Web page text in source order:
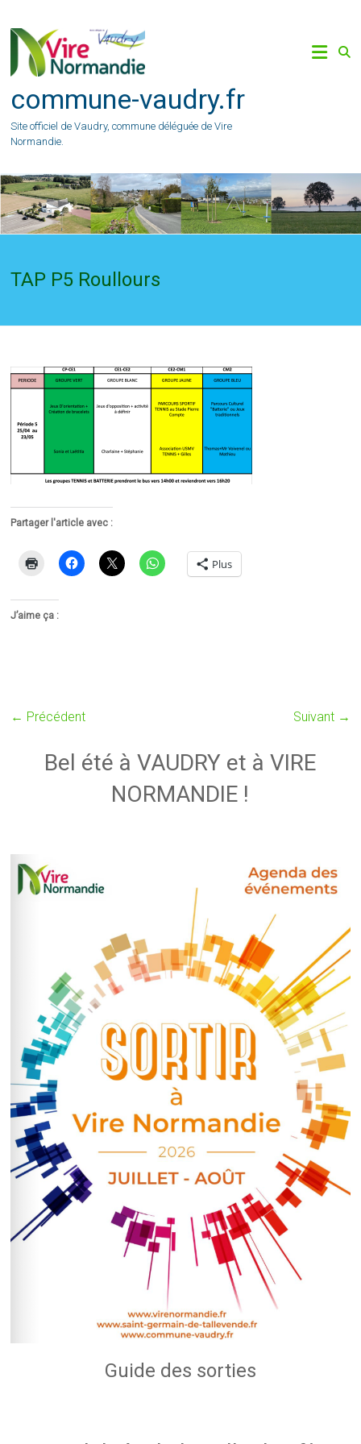
content
commune-vaudry.fr
Site officiel de Vaudry, commune déléguée de Vire
Normandie.
TAP P5 Roullours
Partager l'article avec :
Plus
J’aime ça :
← Précédent Suivant →
Bel été à VAUDRY et à VIRE
NORMANDIE !
Guide des sorties